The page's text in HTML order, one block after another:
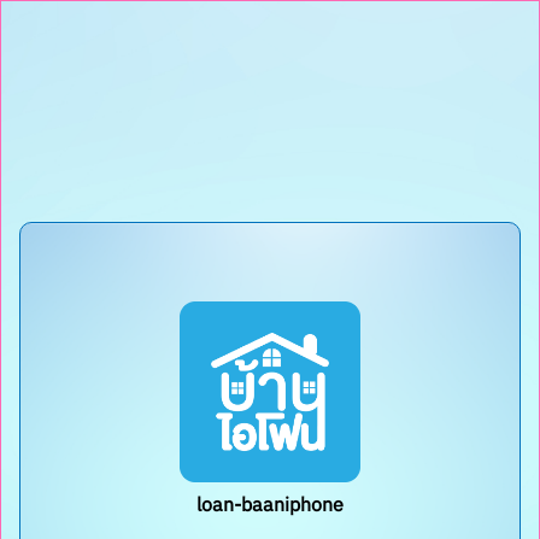
loan-baaniphone